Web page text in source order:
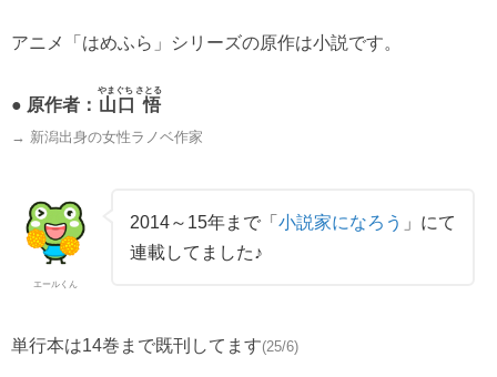
アニメ「はめふら」シリーズの原作は小説です。
● 原作者： 山口 悟
やまぐち さとる
→ 新潟出身の女性ラノベ作家
エールくん
2014～15年まで「 小説家になろう 」にて
連載してました♪
単行本は14巻まで既刊してます(25/6)